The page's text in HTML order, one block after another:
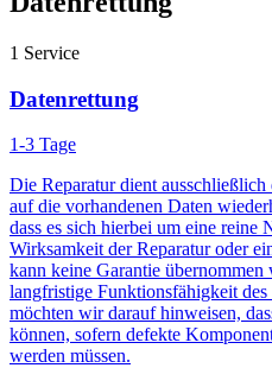
1 Service
Datenrettung
1-3 Tage
Die Reparatur dient
auf die vorhandenen Daten
dass es sich hierbei um eine
Wirksamkeit der Reparatur oder
kann keine Garantie
langfristige Funktionsfähigkeit
möchten wir darauf hinweisen,
können, sofern defekte
werden müssen.